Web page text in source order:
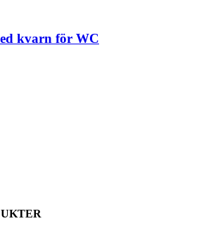
kvarn för WC